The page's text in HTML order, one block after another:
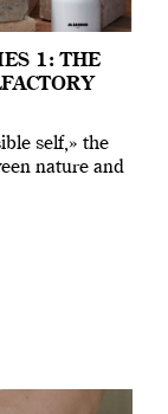
1: THE
self,» the
nature and